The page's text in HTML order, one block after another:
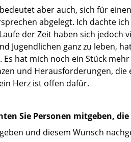
aber auch, sich für
abgelegt. Ich dachte
der Zeit haben sich jedoch
Jugendlichen ganz zu leben,
Es hat mich noch ein Stück
und Herausforderungen,
Herz ist offen dafür.
Sie Personen mitgeben,
und diesem Wunsch